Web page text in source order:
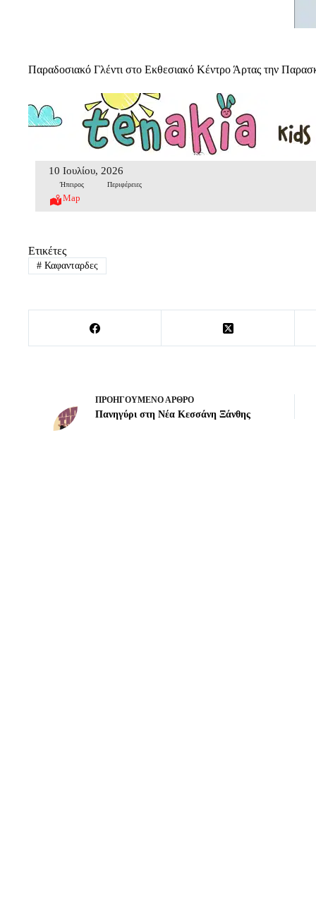
Παραδοσιακό Γλέντι στο Εκθεσιακό Κέντρο Άρτας την
10 Ιουλίου, 2026
Ήπειρος Περιφέρειες
Map
Ετικέτες
#Καφανταρδες
ΠΡΟΗΓΟΎΜΕΝΟ ΆΡΘΡΟ
Πανηγύρι στη Νέα Κεσσάνη Ξάνθης